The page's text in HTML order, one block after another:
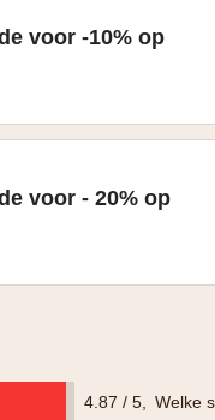
voor -10% op
voor - 20% op
4.87 / 5, Welke